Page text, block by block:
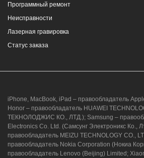
Программный ремонт
Неисправности
Лазерная гравировка
Статус заказа
iPhone, MacBook, iPad – правообладатель
Honor – правообладатель HUAWEI
ТЕКНОЛОДЖИС КО., ЛТД.); Samsung –
Electronics Co. Ltd. (Самсунг Электроникс Ко.,
правообладатель MEIZU TECHNOLOGY CO.,
правообладатель Nokia Corporation (Нокиа
правообладатель Lenovo (Beijing) Limited;